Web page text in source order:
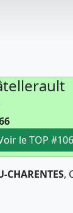
le TOP
CHARENTES,